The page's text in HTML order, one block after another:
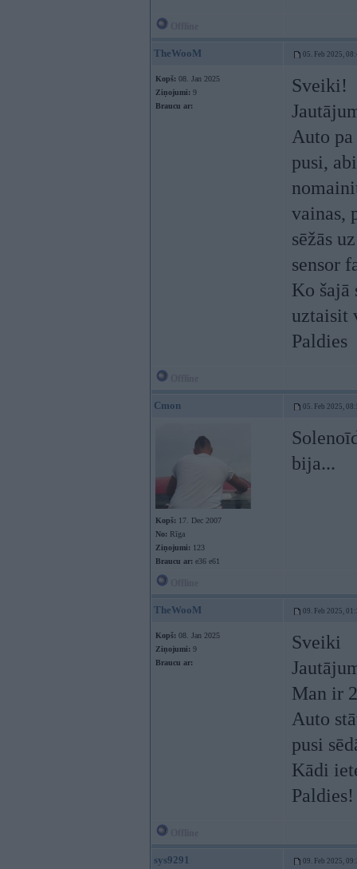
TheWooM 05. Feb 2025,
Kopš: 08. Jan 2025
Ziņojumi: 9
Braucu ar:
Sveiki!
Auto
pusi,
vainas,
sēžās
sensor
Ko šajā
uztaisit
Paldies
Cmon 05. Feb 2025,
Kopš: 17. Dec 2007
No: Rīga
Ziņojumi: 123
Braucu ar: e36 e61
bija...
TheWooM 09. Feb 2025,
Kopš: 08. Jan 2025
Ziņojumi: 9
Braucu ar:
Sveiki
Man ir
Auto
pusi
Kādi
Paldies!
sys9291 09. Feb 2025,